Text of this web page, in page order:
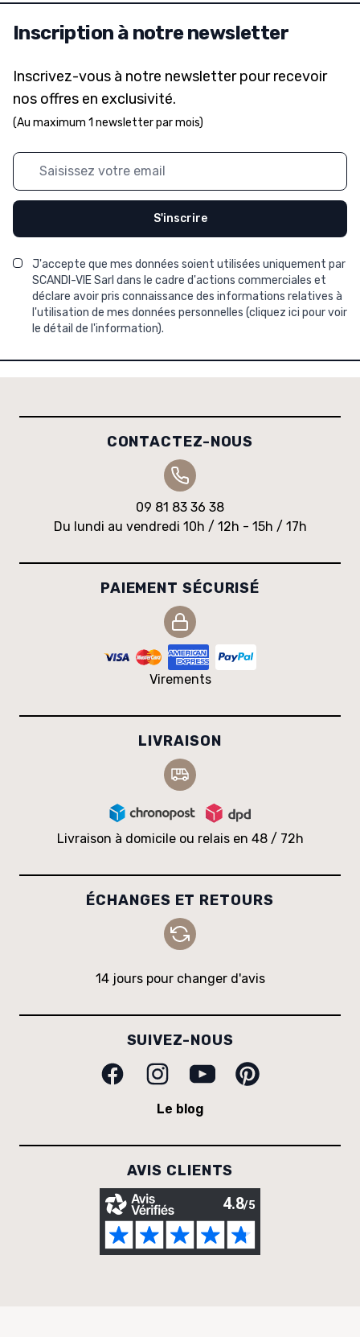
Inscription à notre newsletter
Inscrivez-vous à notre newsletter pour recevoir
nos offres en exclusivité.
(Au maximum 1 newsletter par mois)
Adresse mail
S'inscrire
J'accepte que mes données soient utilisées uniquement par
SCANDI-VIE Sarl dans le cadre d'actions commerciales et
déclare avoir pris connaissance des informations relatives à
l'utilisation de mes données personnelles (cliquez ici pour voir
le détail de l'information).
CONTACTEZ-NOUS
09 81 83 36 38
Du lundi au vendredi 10h / 12h - 15h / 17h
PAIEMENT SÉCURISÉ
Virements
LIVRAISON
Livraison à domicile ou relais en 48 / 72h
ÉCHANGES ET RETOURS
14 jours pour changer d'avis
SUIVEZ-NOUS
FacebookInstagramYoutubePinterest
Le blog
AVIS CLIENTS